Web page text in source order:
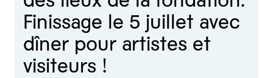
Finissage le 5 juillet avec
dîner pour artistes et
visiteurs !